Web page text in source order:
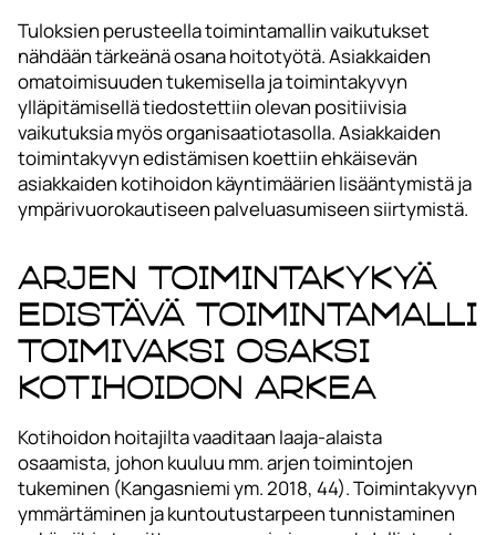
Tuloksien perusteella toimintamallin vaikutukset
nähdään tärkeänä osana hoitotyötä. Asiakkaiden
omatoimisuuden tukemisella ja toimintakyvyn
ylläpitämisellä tiedostettiin olevan positiivisia
vaikutuksia myös organisaatiotasolla. Asiakkaiden
toimintakyvyn edistämisen koettiin ehkäisevän
asiakkaiden kotihoidon käyntimäärien lisääntymistä ja
ympärivuorokautiseen palveluasumiseen siirtymistä.
Arjen toimintakykyä
edistävä toimintamalli
toimivaksi osaksi
kotihoidon arkea
Kotihoidon hoitajilta vaaditaan laaja-alaista
osaamista, johon kuuluu mm. arjen toimintojen
tukeminen (Kangasniemi ym. 2018, 44). Toimintakyvyn
ymmärtäminen ja kuntoutustarpeen tunnistaminen